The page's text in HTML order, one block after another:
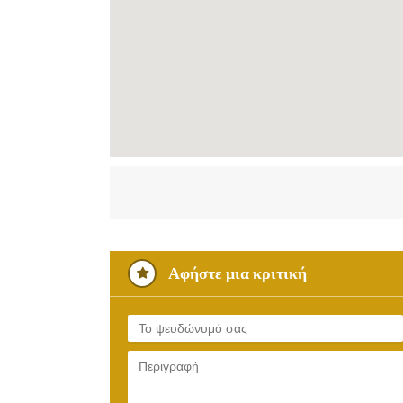
Αφήστε μια κριτική